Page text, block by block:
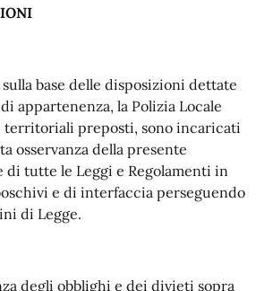
base delle disposizioni dettate
appartenenza, la Polizia Locale
preposti, sono incaricati
osservanza della presente
di tutte le Leggi e Regolamenti in
e di interfaccia perseguendo
di Legge.
degli obblighi e dei divieti sopra